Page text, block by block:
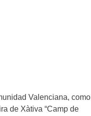
Valenciana, como
de Xàtiva “Camp de